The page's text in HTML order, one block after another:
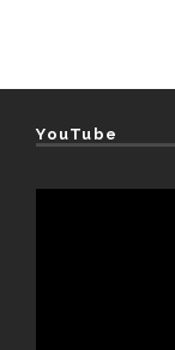
YouTube